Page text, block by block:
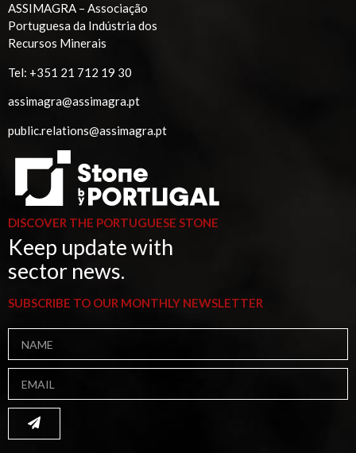
ASSIMAGRA – Associação
Portuguesa da Indústria dos
Recursos Minerais
Tel: +351 21 712 19 30
assimagra@assimagra.pt
public.relations@assimagra.pt
DISCOVER THE PORTUGUESE STONE
Keep update with
sector news.
SUBSCRIBE TO OUR MONTHLY NEWSLETTER